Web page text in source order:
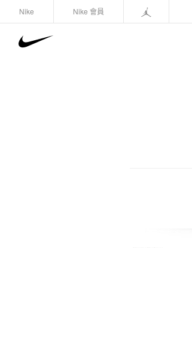
Nike Nike 會員